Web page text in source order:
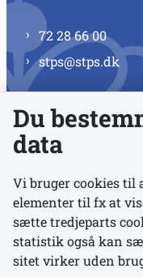
72 28 66 00
stps@stps.dk
Se alle
Links
Udgivelser
Du
data
Vi bruger cookies til
elementer til fx at
sætte tredjeparts
statistik også kan
sitet virker uden